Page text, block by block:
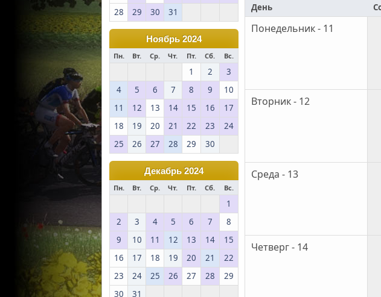
28
29 30 31
Ноябрь 2024
Пн. Вт. Ср. Чт. Пт. Сб. Вс.
1 2
3
4
5 6 7 8 9
10
11
12 13 14 15 16
17
18
19 20 21 22 23
24
25
26 27 28 29 30
Декабрь 2024
Пн. Вт. Ср. Чт. Пт. Сб. Вс.
1
2
3 4 5 6 7
8
9
10 11 12 13 14
15
16
17 18 19 20 21
22
23
24 25 26 27 28
29
30
31
День
Понедельник - 11
Вторник - 12
Среда - 13
Четверг - 14